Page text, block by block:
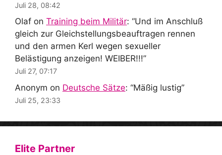
Juli 28, 08:42
Olaf on Training beim Militär: “Und im Anschluß
gleich zur Gleichstellungsbeauftragen rennen
und den armen Kerl wegen sexueller
Belästigung anzeigen! WEIBER!!!”
Juli 27, 07:17
Anonym on Deutsche Sätze: “Mäßig lustig”
Juli 25, 23:33
Elite Partner